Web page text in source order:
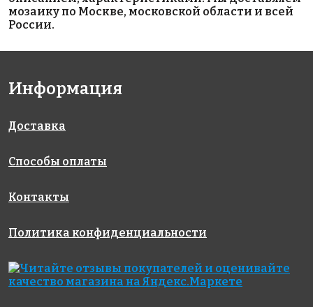
мозаику по Москве, московской области и всей
России.
Информация
Доставка
Способы оплаты
Контакты
Политика конфиденциальности